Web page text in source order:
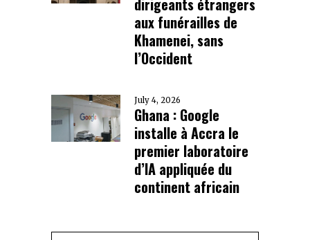
aux funérailles de
Khamenei, sans
l’Occident
July 4, 2026
Ghana : Google
installe à Accra le
premier laboratoire
d’IA appliquée du
continent africain